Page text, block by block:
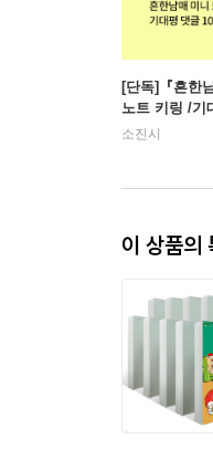
[단독]『흔한
노트 키링 /기
소진시
이 상품의